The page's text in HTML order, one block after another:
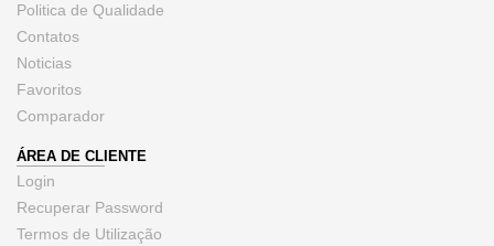
Politica de Qualidade
Contatos
Noticias
Favoritos
Comparador
ÁREA DE CLIENTE
Login
Recuperar Password
Termos de Utilização